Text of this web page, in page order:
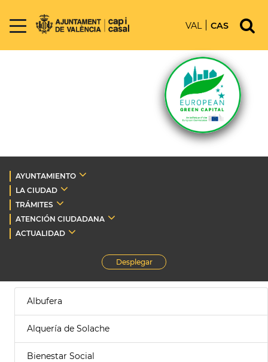
VAL CAS
AYUNTAMIENTO
LA CIUDAD
TRÁMITES
ATENCIÓN CIUDADANA
ACTUALIDAD
Desplegar
Albufera
Alquería de Solache
Bienestar Social